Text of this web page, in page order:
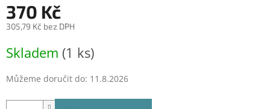
370 Kč
305,79 Kč bez DPH
cena:
Skladem (1 ks)
Můžeme doručit do: 11.8.2026